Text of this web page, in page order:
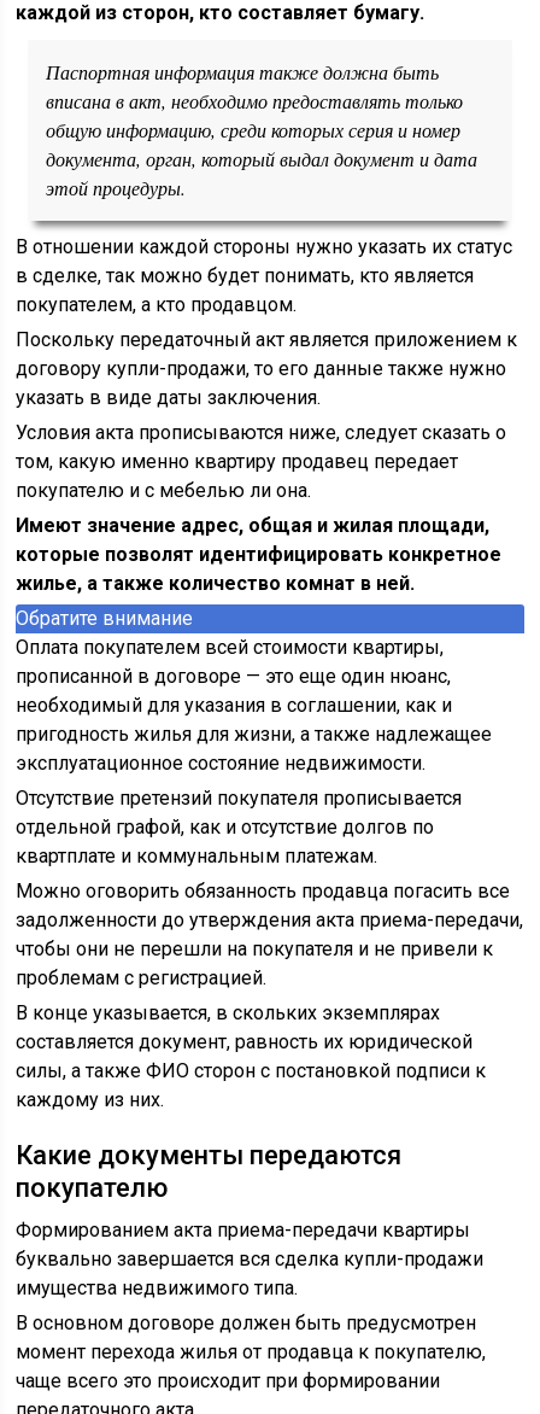
каждой из сторон, кто составляет бумагу.
Паспортная информация также должна быть
вписана в акт, необходимо предоставлять только
общую информацию, среди которых серия и номер
документа, орган, который выдал документ и дата
этой процедуры.
В отношении каждой стороны нужно указать их статус
в сделке, так можно будет понимать, кто является
покупателем, а кто продавцом.
Поскольку передаточный акт является приложением к
договору купли-продажи, то его данные также нужно
указать в виде даты заключения.
Условия акта прописываются ниже, следует сказать о
том, какую именно квартиру продавец передает
покупателю и с мебелью ли она.
Имеют значение адрес, общая и жилая площади,
которые позволят идентифицировать конкретное
жилье, а также количество комнат в ней.
Обратите внимание
Оплата покупателем всей стоимости квартиры,
прописанной в договоре — это еще один нюанс,
необходимый для указания в соглашении, как и
пригодность жилья для жизни, а также надлежащее
эксплуатационное состояние недвижимости.
Отсутствие претензий покупателя прописывается
отдельной графой, как и отсутствие долгов по
квартплате и коммунальным платежам.
Можно оговорить обязанность продавца погасить все
задолженности до утверждения акта приема-передачи,
чтобы они не перешли на покупателя и не привели к
проблемам с регистрацией.
В конце указывается, в скольких экземплярах
составляется документ, равность их юридической
силы, а также ФИО сторон с постановкой подписи к
каждому из них.
Какие документы передаются
покупателю
Формированием акта приема-передачи квартиры
буквально завершается вся сделка купли-продажи
имущества недвижимого типа.
В основном договоре должен быть предусмотрен
момент перехода жилья от продавца к покупателю,
чаще всего это происходит при формировании